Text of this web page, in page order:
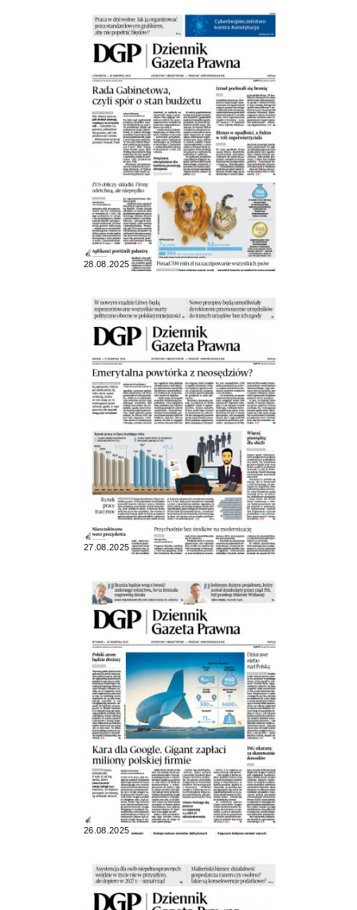
28.08.2025
27.08.2025
26.08.2025